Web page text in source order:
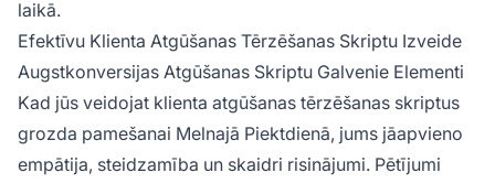
laikā.
Efektīvu Klienta Atgūšanas Tērzēšanas Skriptu Izveide
Augstkonversijas Atgūšanas Skriptu Galvenie Elementi
Kad jūs veidojat klienta atgūšanas tērzēšanas skriptus
grozda pamešanai Melnajā Piektdienā, jums jāapvieno
empātija, steidzamība un skaidri risinājumi. Pētījumi